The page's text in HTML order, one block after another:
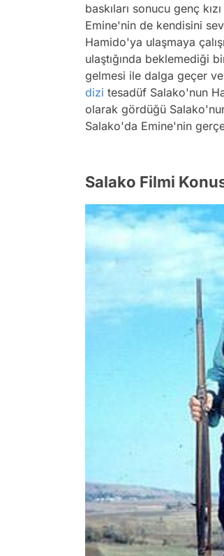
baskıları sonucu genç
Emine'nin de kendisini
Hamido'ya ulaşmaya
ulaştığında beklemediği
gelmesi ile dalga geçer ve
dizi tesadüf Salako'nun
olarak gördüğü
Salako'da Emine'nin
Salako Filmi